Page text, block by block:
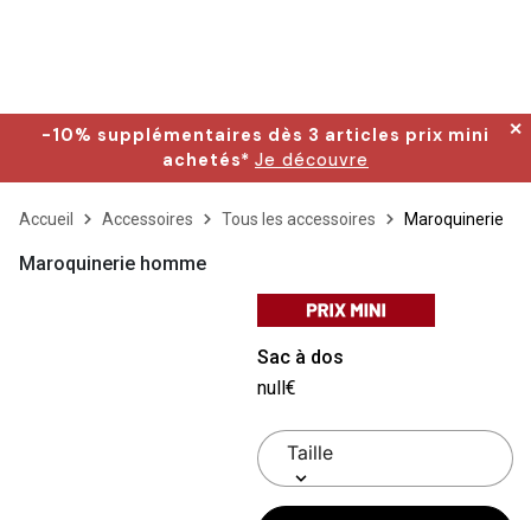
-10% supplémentaires dès 3 articles prix mini
achetés* Je découvre
✕
Accueil Accessoires Tous les accessoires Maroquinerie
Maroquinerie homme
Sac à dos
null€